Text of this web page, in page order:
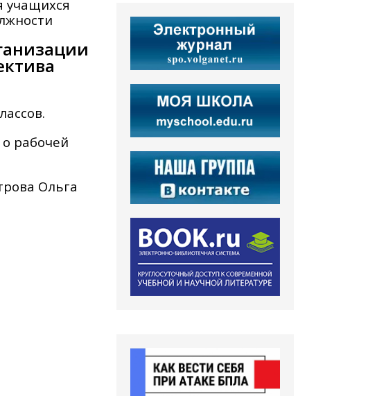
учащихся
рабочей
Ольга